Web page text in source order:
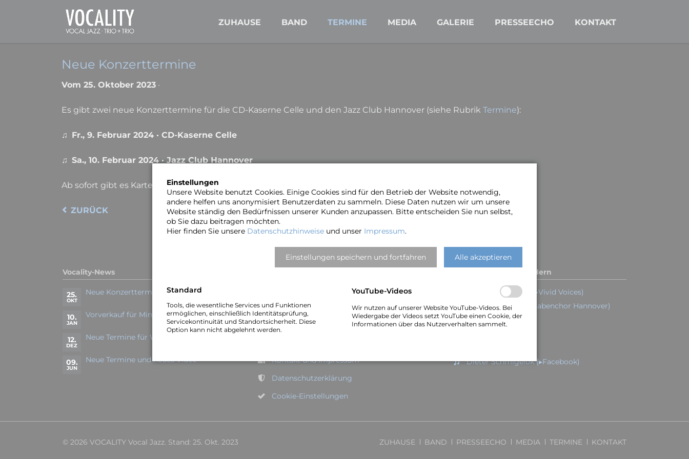
ZUHAUSE BAND TERMINE MEDIA GALERIE PRESSEECHO KONTAKT
Neue Konzerttermine
Vom 25. Oktober 2023 ·
Es gibt zwei neue Konzerttermine für die CD-Kaserne Celle und den Jazz Club Hannover (siehe RubrikTermine):
♫ Fr., 9. Februar 2024 · CD-Kaserne Celle
♫Sa., 10. Februar 2024· Jazz Club Hannover
Ab sofort gibt es Karten im Vorverkauf für diesen neuen Termin. Wir freuen uns, Euch dort zu sehen! ♪♫♪♫
ZURÜCK
Vocality-News
25.
OKT
Neue Konzerttermine
10.
JAN
Vorverkauf für Minden 19.03. gestartet
12.
DEZ
Neue Termine für Winter/Frühjahr 2023
09.
JUN
Neue Termine und neues Video
Wilhelm-Bluhm-Straße 44
D–30451 Hannover
Tel.: +49-177-3299599
Kontakt und Impressum
Datenschutzerklärung
Cookie-Einstellungen
Links zu Bandmitgliedern
Claudia Burghard (▸Vivid Voices)
Nils Ole Peters (▸Knabenchor Hannover)
Oliver Gies
Dieter Schmigelok (▸Facebook)
© 2026 VOCALITY Vocal Jazz. Stand: 25. Okt. 2023
NAVIGATION
ZUHAUSE BAND PRESSEECHO MEDIA TERMINE KONTAKT
Einstellungen
Unsere Website benutzt Cookies. Einige Cookies sind für den Betrieb der Website notwendig,
andere helfen uns anonymisiert Benutzerdaten zu sammeln. Diese Daten nutzen wir um unsere
Website ständig den Bedürfnissen unserer Kunden anzupassen. Bitte entscheiden Sie nun selbst,
ob Sie dazu beitragen möchten.
Hier finden Sie unsere Datenschutzhinweise und unser Impressum.
Einstellungen speichern und fortfahren Alle akzeptieren
Standard
Tools, die wesentliche Services und Funktionen
ermöglichen, einschließlich Identitätsprüfung,
Servicekontinuität und Standortsicherheit. Diese
Option kann nicht abgelehnt werden.
YouTube-Videos
Wir nutzen auf unserer Website YouTube-Videos. Bei
Wiedergabe der Videos setzt YouTube einen Cookie, der
Informationen über das Nutzerverhalten sammelt.